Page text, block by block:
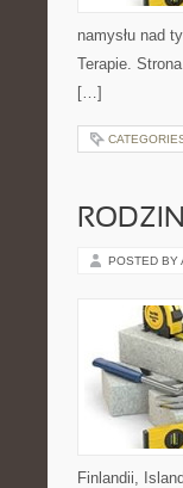
namysłu nad
Terapie.
[…]
POSTED BY
Finlandii,